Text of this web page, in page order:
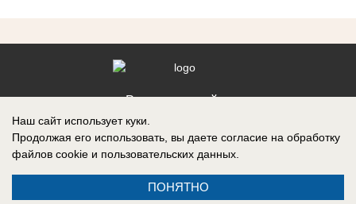
Реклама на сайте
Наш сайт использует куки.
Продолжая его использовать, вы даете согласие на обработку
файлов cookie и пользовательских данных.
ПОНЯТНО